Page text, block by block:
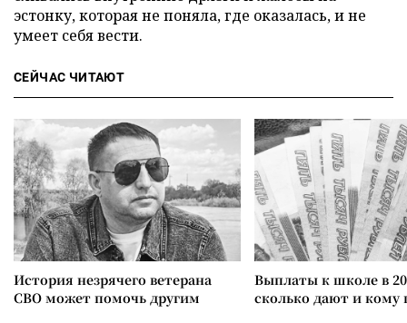
эстонку, которая не поняла, где оказалась, и не
умеет себя вести.
СЕЙЧАС ЧИТАЮТ
История незрячего ветерана
СВО может помочь другим
Выплаты к школе в
сколько дают и